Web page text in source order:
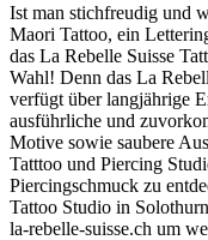
Ist man stichfreudig und
Maori Tattoo, ein
das La Rebelle Suisse
Wahl! Denn das La
verfügt über langjährige
ausführliche und
Motive sowie saubere
Tatttoo und Piercing
Piercingschmuck zu
Tattoo Studio in
la-rebelle-suisse.ch um